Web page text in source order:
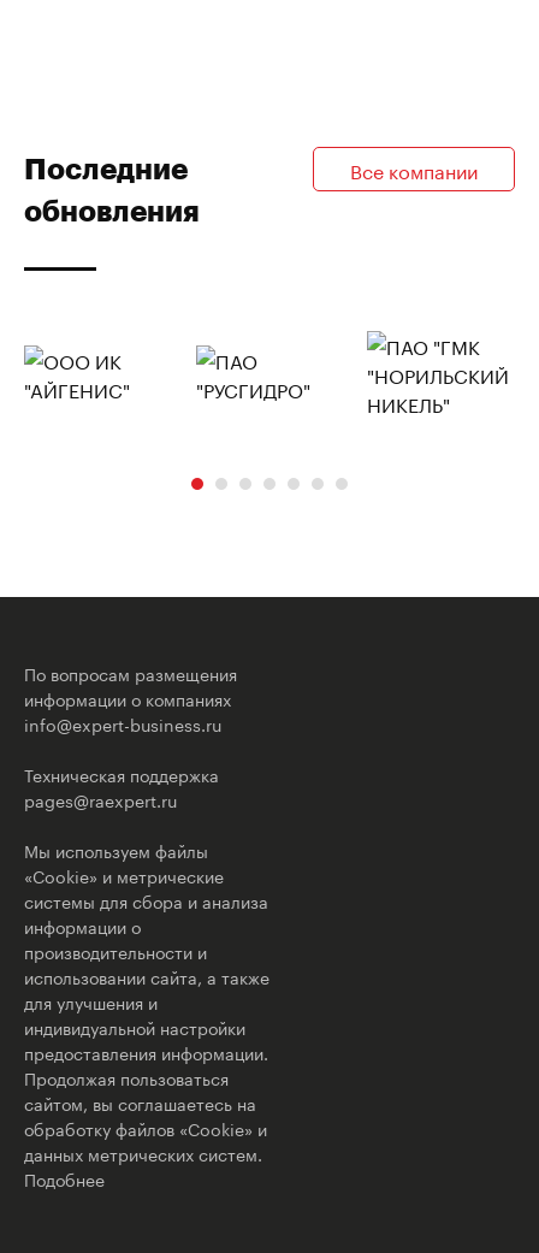
Последние
обновления
Все компании
По вопросам размещения
информации о компаниях
info@expert-business.ru
Техническая поддержка
pages@raexpert.ru
Мы используем файлы
«Cookie» и метрические
системы для сбора и анализа
информации о
производительности и
использовании сайта, а также
для улучшения и
индивидуальной настройки
предоставления информации.
Продолжая пользоваться
сайтом, вы соглашаетесь на
обработку файлов «Cookie» и
данных метрических систем.
Подобнее